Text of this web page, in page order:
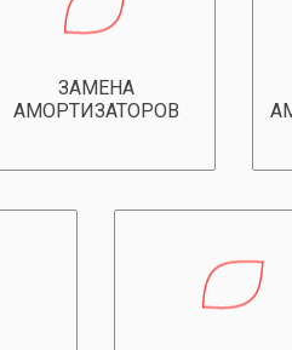
ЗАМЕНА
АМОРТИЗАТОРОВ